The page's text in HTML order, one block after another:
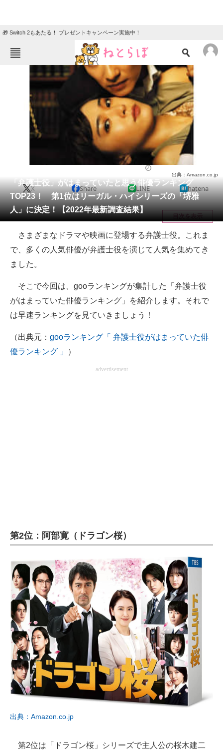
🎁 Switch 2もあたる！ プレゼントキャンペーン実施中！
ねとらぼメニュー
ニュース
エンタメ クイズ
地域
教育・育児
リサーチ
会員記事
メディア
注目記事を集めた総合ページ
ITの今と未来を見通す
スマホと通信の最新トレンド
進化するPCとデバイスの未来
好きが集まる 比べて選べる
AI活用のいまが分かる
エレクトロニクス専門サイト
電子設計の基本と応用
エネルギーの専門メディア
建設×テクノロジーの最前線
ちょっと気になるネットの話題
「弁護士役」がはまっていたと思う俳優ランキング
TOP23！ 第1位はリーガル・ハイシリーズの「堺雅
人」に決定！【2022年最新調査結果】
出典：Amazon.co.jp
X Share LINE hatena
目次を表示
さまざまなドラマや映画に登場する弁護士役。これま
で、多くの人気俳優が弁護士役を演じて人気を集めてき
ました。
そこで今回は、gooランキングが集計した「弁護士役
がはまっていた俳優ランキング」を紹介します。それで
は早速ランキングを見ていきましょう！
（出典元： gooランキング「 弁護士役がはまっていた俳
優ランキング 」
）
advertisement
第2位：阿部寛（ドラゴン桜）
出典：Amazon.co.jp
第2位は「ドラゴン桜」シリーズで主人公の桜木建二